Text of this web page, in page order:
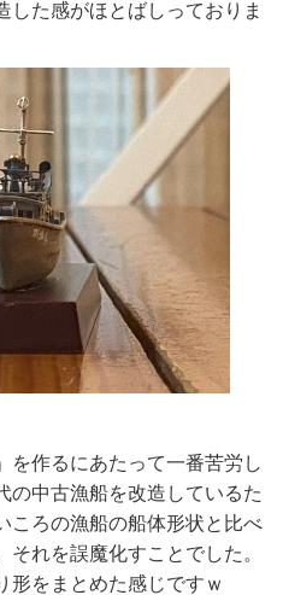
た感がほとばしっておりま
を作るにあたって一番苦労し
の中古漁船を改造しているた
ころの漁船の船体形状と比べ
れを誤魔化すことでした。
形をまとめた感じですｗ